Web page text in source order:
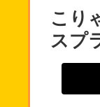
こり
スプ